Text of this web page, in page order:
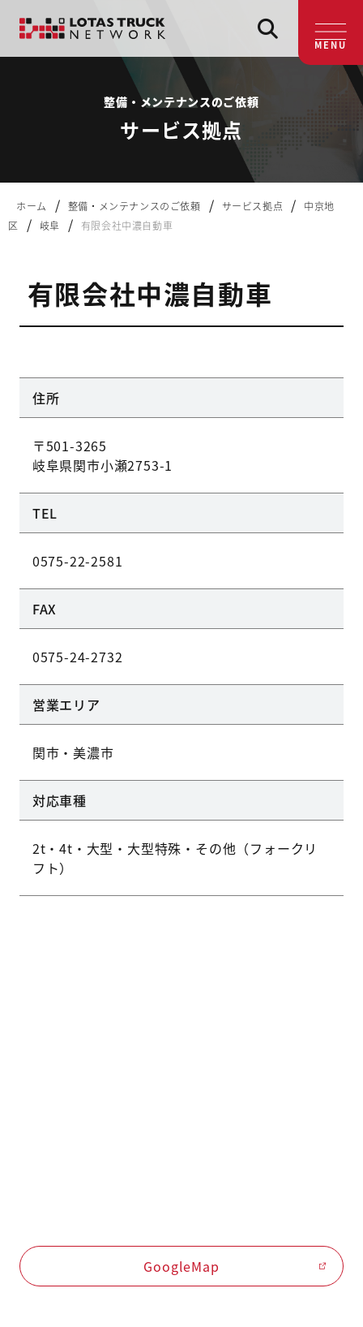
MENU
整備・メンテナンスのご依頼
サービス拠点
ホーム / 整備・メンテナンスのご依頼 / サービス拠点 /
中京地
区
/ 岐阜 / 有限会社中濃自動車
有限会社中濃自動車
住所
〒501-3265
岐阜県関市小瀬2753-1
TEL
0575-22-2581
FAX
0575-24-2732
営業エリア
関市・美濃市
対応車種
2t・4t・大型・大型特殊・その他（フォークリ
フト）
GoogleMap